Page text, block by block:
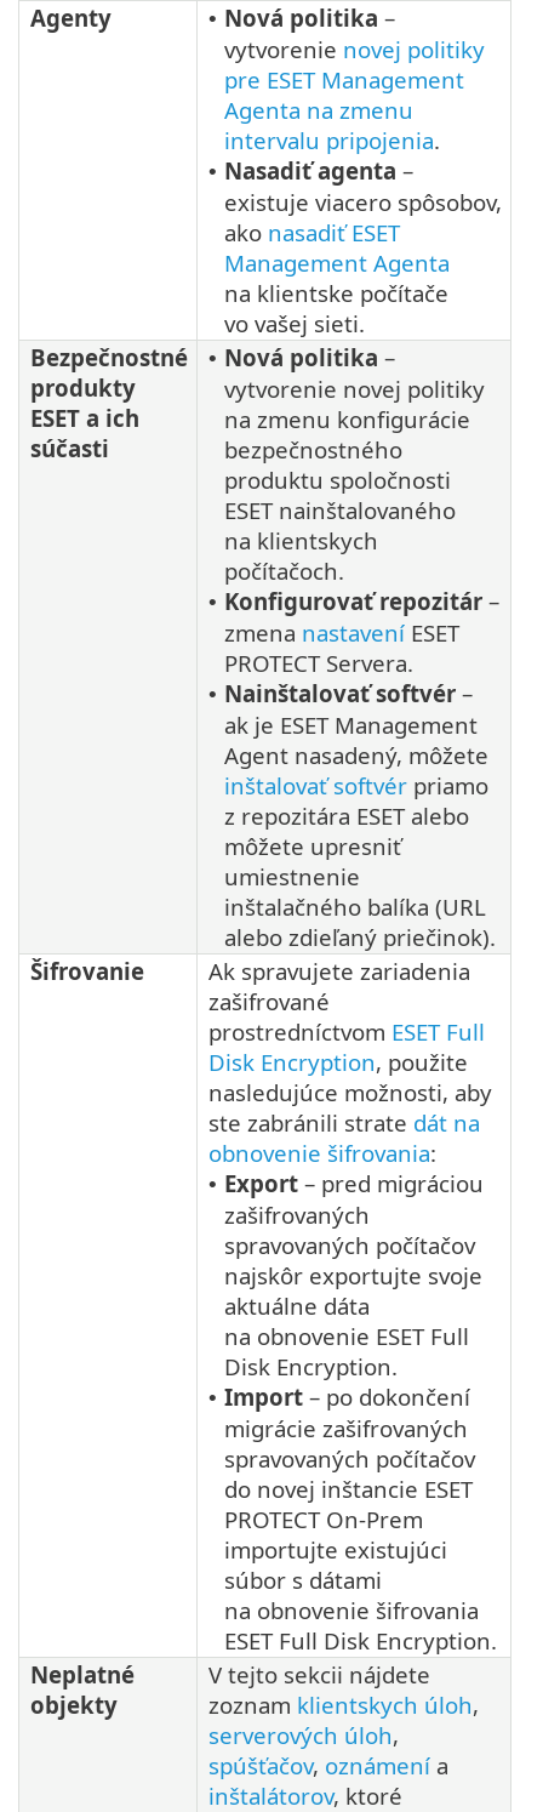
Agenty
• Nová politika –
vytvorenie novej politiky
pre ESET Management
Agenta na zmenu
intervalu pripojenia.
• Nasadiť agenta –
existuje viacero spôsobov,
ako nasadiť ESET
Management Agenta
na klientske počítače
vo vašej sieti.
Bezpečnostné
produkty
ESET a ich
súčasti
• Nová politika –
vytvorenie novej politiky
na zmenu konfigurácie
bezpečnostného
produktu spoločnosti
ESET nainštalovaného
na klientskych
počítačoch.
• Konfigurovať repozitár –
zmena nastavení ESET
PROTECT Servera.
• Nainštalovať softvér –
ak je ESET Management
Agent nasadený, môžete
inštalovať softvér priamo
z repozitára ESET alebo
môžete upresniť
umiestnenie
inštalačného balíka (URL
alebo zdieľaný priečinok).
Šifrovanie
Ak spravujete zariadenia
zašifrované
prostredníctvom ESET Full
Disk Encryption, použite
nasledujúce možnosti, aby
ste zabránili strate dát na
obnovenie šifrovania:
• Export – pred migráciou
zašifrovaných
spravovaných počítačov
najskôr exportujte svoje
aktuálne dáta
na obnovenie ESET Full
Disk Encryption.
• Import – po dokončení
migrácie zašifrovaných
spravovaných počítačov
do novej inštancie ESET
PROTECT On-Prem
importujte existujúci
súbor s dátami
na obnovenie šifrovania
ESET Full Disk Encryption.
Neplatné
objekty
V tejto sekcii nájdete
zoznam klientskych úloh,
serverových úloh,
spúšťačov, oznámení a
inštalátorov, ktoré